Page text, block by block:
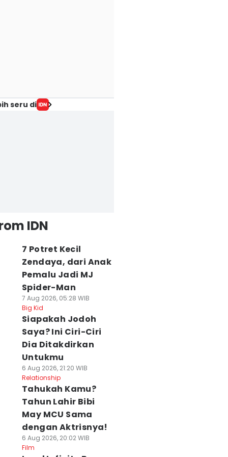
seru di
IDN
7 Potret Kecil
Zendaya, dari Anak
Pemalu Jadi MJ
Spider-Man
7 Aug 2026, 05:28 WIB
Big Kid
Siapakah Jodoh
Saya? Ini Ciri-Ciri
Dia Ditakdirkan
Untukmu
6 Aug 2026, 21:20 WIB
Relationship
Tahukah Kamu?
Tahun Lahir Bibi
May MCU Sama
dengan Aktrisnya!
6 Aug 2026, 20:02 WIB
Film